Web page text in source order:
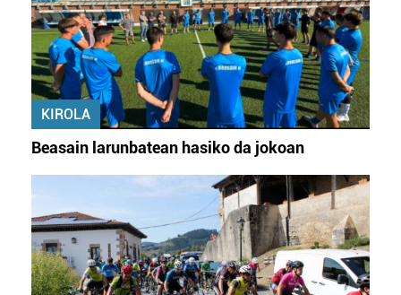
KIROLA
Beasain larunbatean hasiko da jokoan